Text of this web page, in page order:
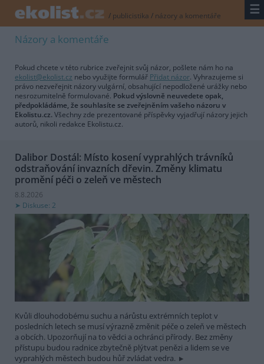
/ publicistika / názory a komentáře ☰
Názory a komentáře
Pokud chcete v této rubrice zveřejnit svůj názor, pošlete nám ho na
ekolist@ekolist.cz nebo využijte formulář Přidat názor. Vyhrazujeme si
právo nezveřejnit názory vulgární, obsahující nepodložené urážky nebo
nesrozumitelně formulované. Pokud výslovně neuvedete opak,
předpokládáme, že souhlasíte se zveřejněním vašeho názoru v
Ekolistu.cz. Všechny zde prezentované příspěvky vyjadřují názory jejich
autorů, nikoli redakce Ekolistu.cz.
Dalibor Dostál: Místo kosení vyprahlých trávníků
odstraňování invazních dřevin. Změny klimatu
promění péči o zeleň ve městech
8.8.2026
Diskuse: 2
Kvůli dlouhodobému suchu a nárůstu extrémních teplot v
posledních letech se musí výrazně změnit péče o zeleň ve městech
a obcích. Upozorňují na to vědci a ochránci přírody. Bez změny
přístupu budou radnice zbytečně plýtvat penězi a lidem se ve
vyprahlých městech budou hůř zvládat vedra.